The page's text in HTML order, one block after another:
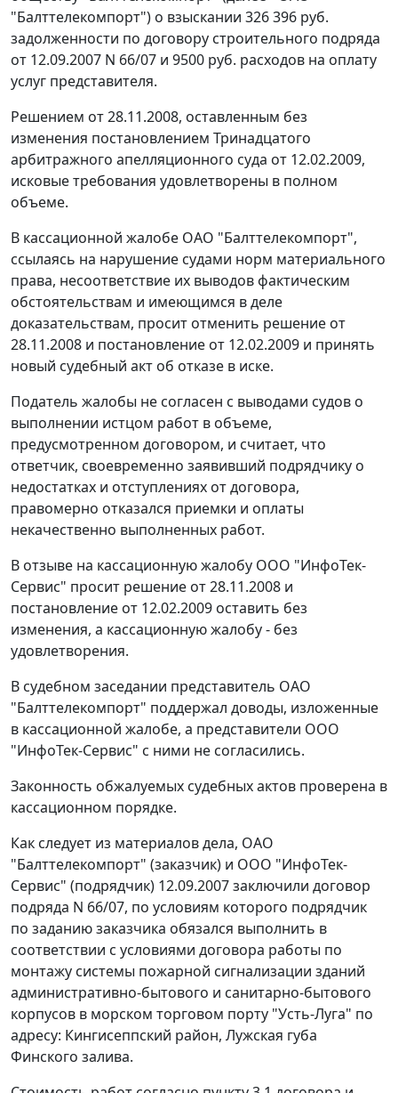
"Балттелекомпорт") о взыскании 326 396 руб.
задолженности по договору строительного подряда
от 12.09.2007 N 66/07 и 9500 руб. расходов на оплату
услуг представителя.
Решением от 28.11.2008, оставленным без
изменения постановлением Тринадцатого
арбитражного апелляционного суда от 12.02.2009,
исковые требования удовлетворены в полном
объеме.
В кассационной жалобе ОАО "Балттелекомпорт",
ссылаясь на нарушение судами норм материального
права, несоответствие их выводов фактическим
обстоятельствам и имеющимся в деле
доказательствам, просит отменить решение от
28.11.2008 и постановление от 12.02.2009 и принять
новый судебный акт об отказе в иске.
Податель жалобы не согласен с выводами судов о
выполнении истцом работ в объеме,
предусмотренном договором, и считает, что
ответчик, своевременно заявивший подрядчику о
недостатках и отступлениях от договора,
правомерно отказался приемки и оплаты
некачественно выполненных работ.
В отзыве на кассационную жалобу ООО "ИнфоТек-
Сервис" просит решение от 28.11.2008 и
постановление от 12.02.2009 оставить без
изменения, а кассационную жалобу - без
удовлетворения.
В судебном заседании представитель ОАО
"Балттелекомпорт" поддержал доводы, изложенные
в кассационной жалобе, а представители ООО
"ИнфоТек-Сервис" с ними не согласились.
Законность обжалуемых судебных актов проверена в
кассационном порядке.
Как следует из материалов дела, ОАО
"Балттелекомпорт" (заказчик) и ООО "ИнфоТек-
Сервис" (подрядчик) 12.09.2007 заключили договор
подряда N 66/07, по условиям которого подрядчик
по заданию заказчика обязался выполнить в
соответствии с условиями договора работы по
монтажу системы пожарной сигнализации зданий
административно-бытового и санитарно-бытового
корпусов в морском торговом порту "Усть-Луга" по
адресу: Кингисеппский район, Лужская губа
Финского залива.